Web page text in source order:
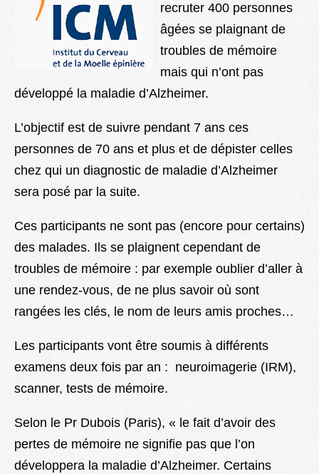
recruter 400 personnes
âgées se plaignant de
troubles de mémoire
mais qui n’ont pas
développé la maladie d’Alzheimer.
L’objectif est de suivre pendant 7 ans ces
personnes de 70 ans et plus et de dépister celles
chez qui un diagnostic de maladie d’Alzheimer
sera posé par la suite.
Ces participants ne sont pas (encore pour certains)
des malades. Ils se plaignent cependant de
troubles de mémoire : par exemple oublier d’aller à
une rendez-vous, de ne plus savoir où sont
rangées les clés, le nom de leurs amis proches…
Les participants vont être soumis à différents
examens deux fois par an : neuroimagerie (IRM),
scanner, tests de mémoire.
Selon le Pr Dubois (Paris), « le fait d’avoir des
pertes de mémoire ne signifie pas que l’on
développera la maladie d’Alzheimer. Certains